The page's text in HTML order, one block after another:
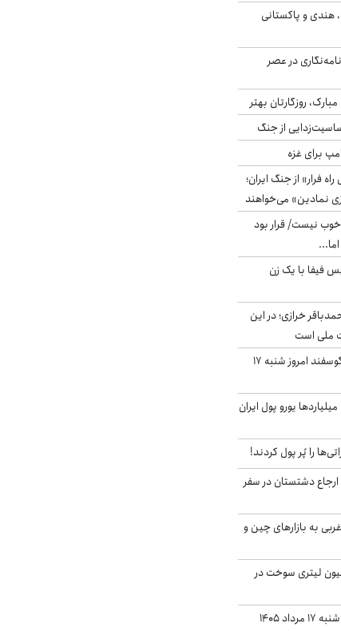
هندی و پاکستانی
در عصر
روزگارتان بهتر
از جنگ
برای غزه
فرار» از جنگ ایران؛
نمادین» می‌خواهند
خوب نیست/ قرار بود
فیفا با یک زن
خرازی؛ در این
ملی است
قیمت گوشت گوساله و گوسفند امروز شنبه ۱۷
یورو پول ایران
را پُر پول کردند!
ارجاع دشتستان در سفر
به بازارهای چین و
باند قاچاق ۵ میلیون لیتری سوخت در
۱۴۰۵